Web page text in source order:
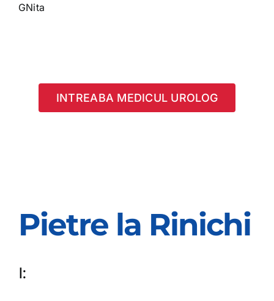
GNita
INTREABA MEDICUL UROLOG
Pietre la Rinichi
I: